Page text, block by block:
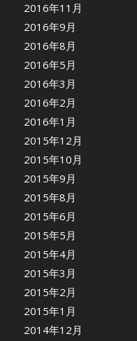
2016年11月
2016年9月
2016年8月
2016年5月
2016年3月
2016年2月
2016年1月
2015年12月
2015年10月
2015年9月
2015年8月
2015年6月
2015年5月
2015年4月
2015年3月
2015年2月
2015年1月
2014年12月